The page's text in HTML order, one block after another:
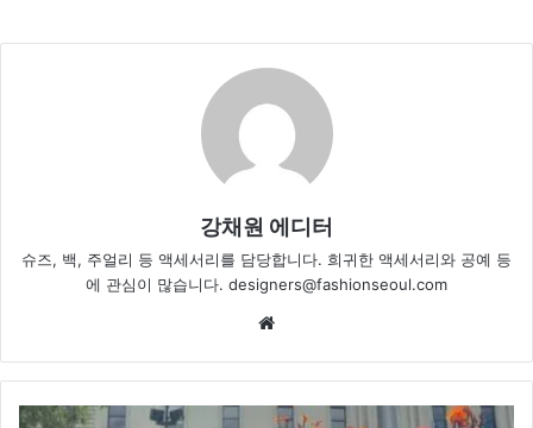
강채원 에디터
슈즈, 백, 주얼리 등 액세서리를 담당합니다. 희귀한 액세서리와 공예 등
에 관심이 많습니다. designers@fashionseoul.com
간